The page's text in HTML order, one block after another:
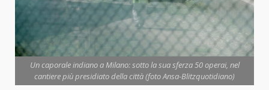
Un caporale indiano a Milano: sotto la sua sferza 50 operai, nel
cantiere più presidiato della città (foto Ansa-Blitzquotidiano)